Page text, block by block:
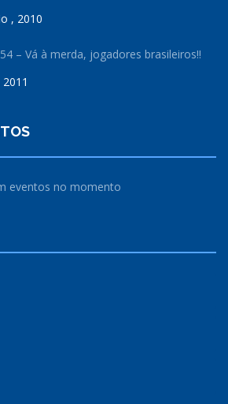
, 2010
– Vá à merda, jogadores brasileiros!!
eventos no momento